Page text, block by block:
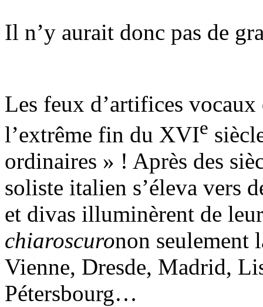
Il n’y aurait donc pas de
Les feux d’artifices
l’extrême fin du XVIe
ordinaires » ! Après des
soliste italien s’éleva vers
et divas illuminèrent de
chiaroscuronon seulement
Vienne, Dresde, Madrid,
Pétersbourg…